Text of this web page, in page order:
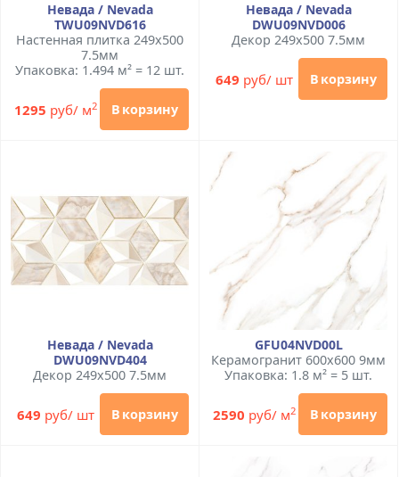
Невада / Nevada
TWU09NVD616
Настенная плитка 249x500
7.5мм
Упаковка: 1.494 м² = 12 шт.
1295 руб/ м2 В корзину
Невада / Nevada
DWU09NVD006
Декор 249x500 7.5мм
649 руб/ шт В корзину
Невада / Nevada
DWU09NVD404
Декор 249x500 7.5мм
649 руб/ шт В корзину
GFU04NVD00L
Керамогранит 600x600 9мм
Упаковка: 1.8 м² = 5 шт.
2590 руб/ м2 В корзину